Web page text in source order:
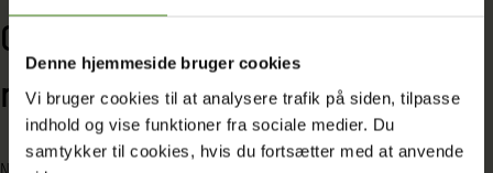
Denne hjemmeside bruger cookies
Vi bruger cookies til at analysere trafik på siden, tilpasse
indhold og vise funktioner fra sociale medier. Du
samtykker til cookies, hvis du fortsætter med at anvende
Giv kvinder en værdig
menstruation